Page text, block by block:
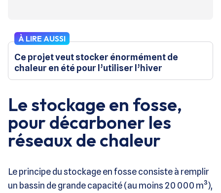
À LIRE AUSSI
Ce projet veut stocker énormément de
chaleur en été pour l’utiliser l’hiver
Le stockage en fosse,
pour décarboner les
réseaux de chaleur
Le principe du stockage en fosse consiste à remplir
un bassin de grande capacité (au moins 20 000 m³),